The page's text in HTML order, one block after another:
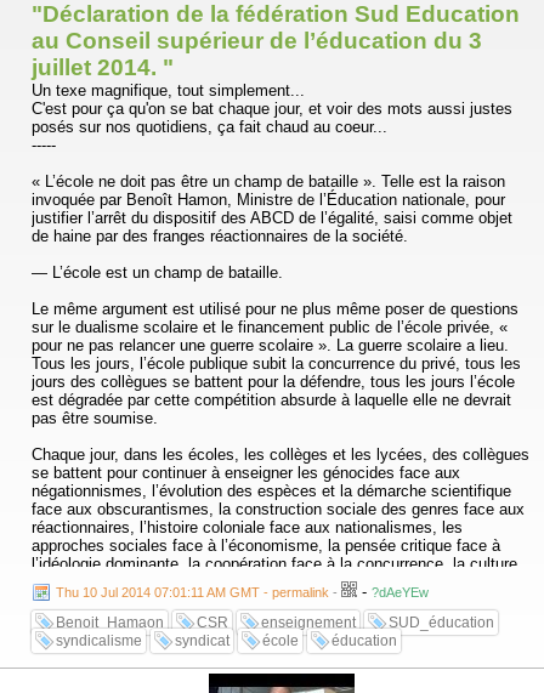
"Déclaration de la fédération Sud Education
au Conseil supérieur de l’éducation du 3
juillet 2014. "
Un texe magnifique, tout simplement...
C'est pour ça qu'on se bat chaque jour, et voir des mots aussi justes
posés sur nos quotidiens, ça fait chaud au coeur...
-----
« L’école ne doit pas être un champ de bataille ». Telle est la raison
invoquée par Benoît Hamon, Ministre de l’Éducation nationale, pour
justifier l’arrêt du dispositif des ABCD de l’égalité, saisi comme objet
de haine par des franges réactionnaires de la société.
— L’école est un champ de bataille.
Le même argument est utilisé pour ne plus même poser de questions
sur le dualisme scolaire et le financement public de l’école privée, «
pour ne pas relancer une guerre scolaire ». La guerre scolaire a lieu.
Tous les jours, l’école publique subit la concurrence du privé, tous les
jours des collègues se battent pour la défendre, tous les jours l’école
est dégradée par cette compétition absurde à laquelle elle ne devrait
pas être soumise.
Chaque jour, dans les écoles, les collèges et les lycées, des collègues
se battent pour continuer à enseigner les génocides face aux
négationnismes, l’évolution des espèces et la démarche scientifique
face aux obscurantismes, la construction sociale des genres face aux
réactionnaires, l’histoire coloniale face aux nationalismes, les
approches sociales face à l’économisme, la pensée critique face à
l’idéologie dominante, la coopération face à la concurrence, la culture
face au marché. L’école est un champ de bataille.
Chaque jour des collègues luttent pour éviter ici qu’une classe ferme,
là qu’une
option soit supprimée, ailleurs que des dédoublements soient annulés.
Thu 10 Jul 2014 07:01:11 AM GMT - permalink - - ?dAeYEw
Benoit_Hamaon CSR enseignement
SUD_éducation
syndicalisme
syndicat école éducation